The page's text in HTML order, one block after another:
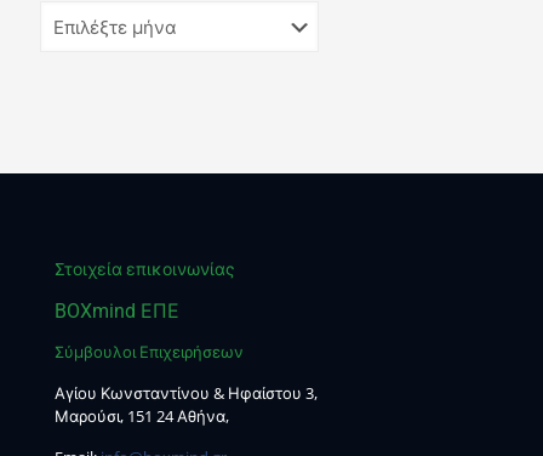
Στοιχεία επικοινωνίας
BOXmind ΕΠΕ
Σύμβουλοι Επιχειρήσεων
Αγίου Κωνσταντίνου & Ηφαίστου 3,
Μαρούσι, 151 24 Αθήνα,